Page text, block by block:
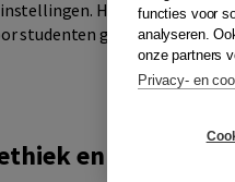
Het boek
studenten geneeskunde.
en recht in
functies voor
analyseren.
onze partners
Privacy- en